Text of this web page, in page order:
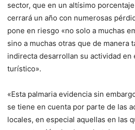
sector, que en un altísimo
cerrará un año con numerosas
pone en riesgo «no solo a muchas
sino a muchas otras que de manera
indirecta desarrollan su actividad en
turístico».
«Esta palmaria evidencia sin
se tiene en cuenta por parte de las
locales, en especial aquellas en las